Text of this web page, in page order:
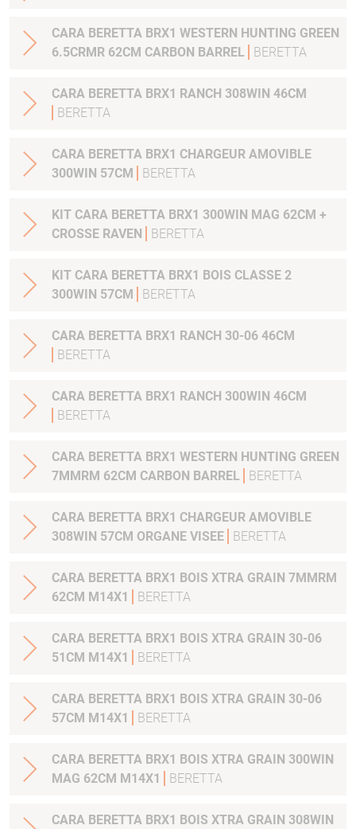
CARA BERETTA BRX1 WESTERN HUNTING GREEN
6.5CRMR 62CM CARBON BARREL
BERETTA
CARA BERETTA BRX1 RANCH 308WIN 46CM
BERETTA
CARA BERETTA BRX1 CHARGEUR AMOVIBLE
300WIN 57CM
BERETTA
KIT CARA BERETTA BRX1 300WIN MAG 62CM +
CROSSE RAVEN
BERETTA
KIT CARA BERETTA BRX1 BOIS CLASSE 2
300WIN 57CM
BERETTA
CARA BERETTA BRX1 RANCH 30-06 46CM
BERETTA
CARA BERETTA BRX1 RANCH 300WIN 46CM
BERETTA
CARA BERETTA BRX1 WESTERN HUNTING GREEN
7MMRM 62CM CARBON BARREL
BERETTA
CARA BERETTA BRX1 CHARGEUR AMOVIBLE
308WIN 57CM ORGANE VISEE
BERETTA
CARA BERETTA BRX1 BOIS XTRA GRAIN 7MMRM
62CM M14X1
BERETTA
CARA BERETTA BRX1 BOIS XTRA GRAIN 30-06
51CM M14X1
BERETTA
CARA BERETTA BRX1 BOIS XTRA GRAIN 30-06
57CM M14X1
BERETTA
CARA BERETTA BRX1 BOIS XTRA GRAIN 300WIN
MAG 62CM M14X1
BERETTA
CARA BERETTA BRX1 BOIS XTRA GRAIN 308WIN